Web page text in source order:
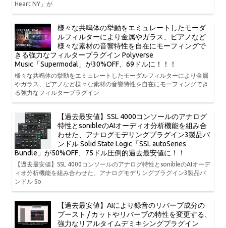
Heart NY」が
様々な共鳴体の挙動をエミュレートしたモーダ
ルフィルターにより金属やガラス、ピアノなど
様々な素材の音響特性を自在にモーフィングで
きる強力なフィルタープラグイン Polyverse
Music「Supermodal」が30%OFF、69ドルに！！！
様々な共鳴体の挙動をエミュレートしたモーダルフィルターにより金属
やガラス、ピアノなど様々な素材の音響特性を自在にモーフィングでき
る強力なフィルタープラグイン
【過去最安値】SSL 4000コンソールのアナログ
特性とsonibleのAIオーディオ分析機能を組み合
わせた、アナログモデリングプラグイン3製品バ
ンドル Solid State Logic「SSL autoSeries
Bundle」が50%OFF、75ドル圧倒的過去最安値に！！
【過去最安値】SSL 4000コンソールのアナログ特性とsonibleのAIオーデ
ィオ分析機能を組み合わせた、アナログモデリングプラグイン3製品バ
ンドル So
【過去最安値】AIにより録音のリバーブ成分の
ブースト / カットやリバーブの特性を変更する、
強力なリアルタイムデミキシングプラグイン